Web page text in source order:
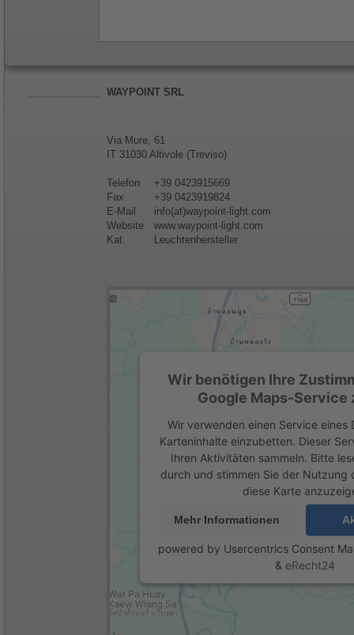
WAYPOINT SRL
Via Mure, 61
IT 31030 Altivole (Treviso)
Telefon
+39 0423915669
Fax
+39 0423919824
E-Mail
info(at)waypoint-light.com
Website
www.waypoint-light.com
Kat.
Leuchtenhersteller
Wir benötigen Ihre
Google Maps-Service
Wir verwenden einen Service eines
Karteninhalte einzubetten. Dieser
Ihren Aktivitäten sammeln. Bitte
durch und stimmen Sie der Nutzung
diese Karte
Mehr Informationen
powered by Usercentrics Consent
& eRecht24